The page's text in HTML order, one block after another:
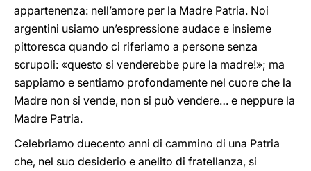
appartenenza: nell’amore per la Madre Patria. Noi
argentini usiamo un’espressione audace e insieme
pittoresca quando ci riferiamo a persone senza
scrupoli: «questo si venderebbe pure la madre!»; ma
sappiamo e sentiamo profondamente nel cuore che la
Madre non si vende, non si può vendere… e neppure la
Madre Patria.
Celebriamo duecento anni di cammino di una Patria
che, nel suo desiderio e anelito di fratellanza, si